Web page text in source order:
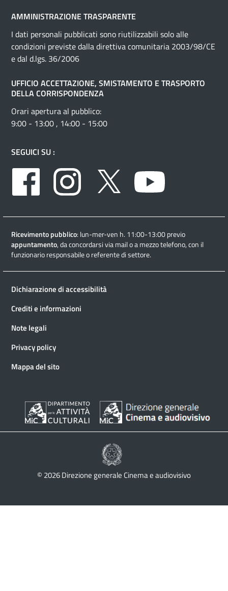
AMMINISTRAZIONE TRASPARENTE
I dati personali pubblicati sono riutilizzabili solo alle
condizioni previste dalla direttiva comunitaria 2003/98/CE
e dal d.lgs. 36/2006
UFFICIO ACCETTAZIONE, SMISTAMENTO E TRASPORTO
DELLA CORRISPONDENZA
Orari apertura al pubblico:
9:00 - 13:00 , 14:00 - 15:00
SEGUICI SU :
Facebook
Instagram Twitter
Ricevimento pubblico: lun-mer-ven h. 11:00-13:00 previo
appuntamento, da concordarsi via mail o a mezzo telefono, con il
funzionario responsabile o referente di settore.
Dichiarazione di accessibilità
Crediti e informazioni
Note legali
Privacy policy
Mappa del sito
© 2026 Direzione generale Cinema e audiovisivo